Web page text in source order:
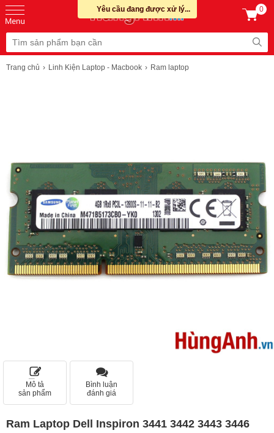
0
Trang chủ Linh Kiện Laptop - Macbook Ram laptop
Mô tả
sản phẩm
Bình luận
đánh giá
Ram Laptop Dell Inspiron 3441 3442 3443 3446
Yêu cầu đang được xử lý...